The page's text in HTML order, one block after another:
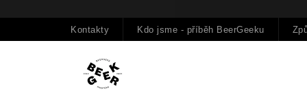
na
Kontakty Kdo jsme - příběh BeerGeeku